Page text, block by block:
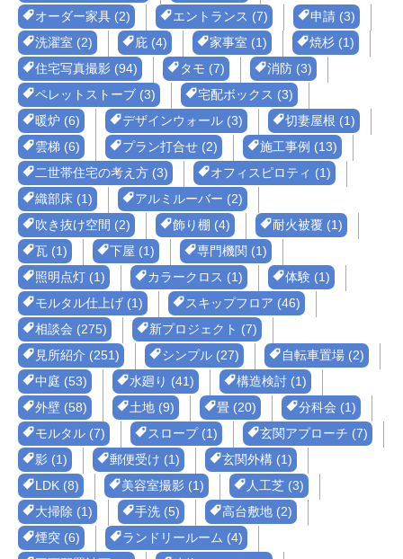
オーダー家具 (2)
エントランス (7)
申請 (3)
洗濯室 (2)
庇 (4) 家事室 (1)
焼杉 (1)
住宅写真撮影 (94)
タモ (7)
消防 (3)
ペレットストーブ (3)
宅配ボックス (3)
暖炉 (6)
デザインウォール (3)
切妻屋根 (1)
雲梯 (6)
プラン打合せ (2)
施工事例 (13)
二世帯住宅の考え方 (3)
オフィスピロティ (1)
織部床 (1)
アルミルーバー (2)
吹き抜け空間 (2)
飾り棚 (4)
耐火被覆 (1)
瓦 (1)
下屋 (1)
専門機関 (1)
照明点灯 (1)
カラークロス (1)
体験 (1)
モルタル仕上げ (1)
スキップフロア (46)
相談会 (275)
新プロジェクト (7)
見所紹介 (251)
シンプル (27)
自転車置場 (2)
中庭 (53)
水廻り (41)
構造検討 (1)
外壁 (58)
土地 (9) 畳 (20)
分科会 (1)
モルタル (7)
スロープ (1)
玄関アプローチ (7)
影 (1)
郵便受け (1)
玄関外構 (1)
LDK (8)
美容室撮影 (1)
人工芝 (3)
大掃除 (1)
手洗 (5)
高台敷地 (2)
煙突 (6)
ランドリールーム (4)